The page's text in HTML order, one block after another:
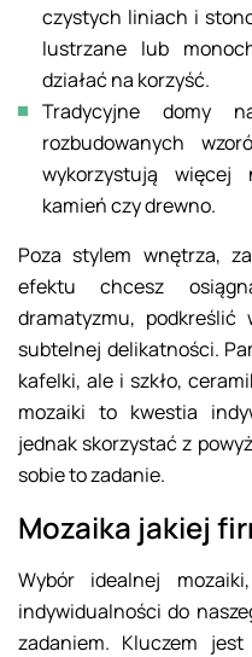
czystych liniach i
lustrzane lub
działać na korzyść.
Tradycyjne domy
rozbudowanych
wykorzystują więcej
kamień czy drewno.
Poza stylem wnętrza,
efektu chcesz
dramatyzmu,
subtelnej delikatności.
kafelki, ale i szkło,
mozaiki to kwestia
jednak skorzystać z
sobie to zadanie.
Mozaika jakiej
Wybór idealnej
indywidualności do
zadaniem. Kluczem